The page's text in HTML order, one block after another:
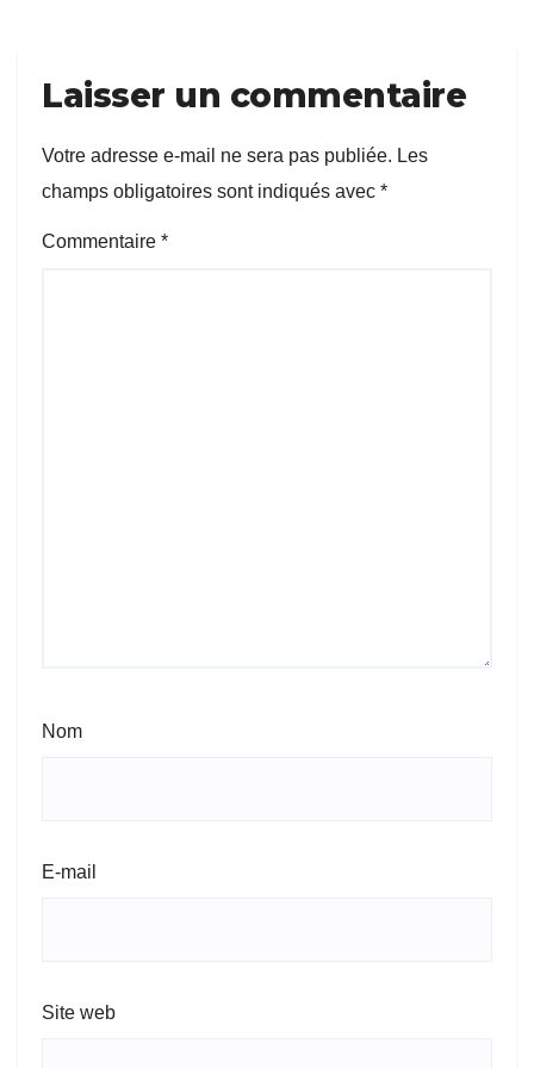
Laisser un commentaire
Votre adresse e-mail ne sera pas publiée. Les
champs obligatoires sont indiqués avec *
Commentaire *
Nom
E-mail
Site web